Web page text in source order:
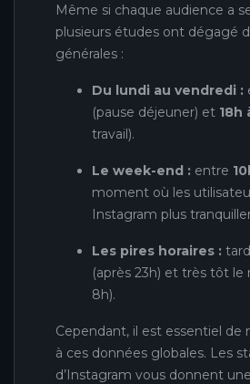
Même si chaque audience a
plusieurs études ont dégagé
générales :
Du lundi au vendredi :
(pause déjeuner) et 18h
travail).
Le week-end : entre
moment où les
Instagram plus
Les pires horaires :
(après 23h) et très tôt le
8h).
Cependant, il est essentiel de
à ces données globales. Les
d’Instagram vous donnent